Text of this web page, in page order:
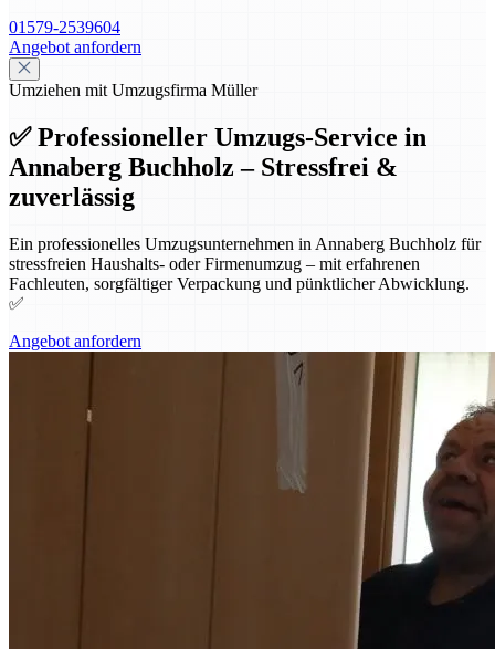
01579-2539604
Angebot anfordern
Umziehen mit Umzugsfirma Müller
✅ Professioneller Umzugs-Service in
Annaberg Buchholz – Stressfrei &
zuverlässig
Ein professionelles Umzugsunternehmen in Annaberg Buchholz für
stressfreien Haushalts- oder Firmenumzug – mit erfahrenen
Fachleuten, sorgfältiger Verpackung und pünktlicher Abwicklung.
✅
Angebot anfordern